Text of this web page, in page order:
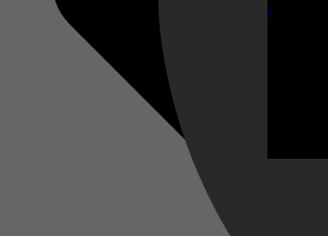
Disney+